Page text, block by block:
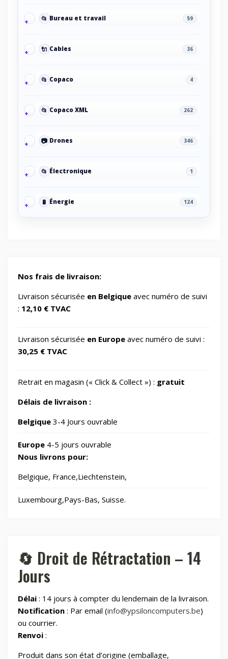
📂 Bureau et travail 59
🔌 Cables 36
📂 Copaco 4
📂 Copaco XML 262
📷 Drones 346
📂 Électronique 1
🔋 Énergie 124
📱
GSM Accessories/Tempered glass and
screen protectors/For smartwatches
1
IT Accessories/Monitor stands
📂 Jardin
Jouets
📂 Laser graveurs et découpeuses
📂
⌚ Montres & Rings 100
📂
Nos frais de livraison:
Livraison sécurisée en Belgique avec numéro de suivi
: 12,10 € TVAC
Livraison sécurisée en Europe avec numéro de suivi :
30,25 € TVAC
Retrait en magasin (« Click & Collect ») : gratuit
Délais de livraison :
Belgique 3-4 Jours ouvrable
Europe 4-5 jours ouvrable
Nous livrons pour:
Belgique, France,Liechtenstein,
Luxembourg,Pays-Bas, Suisse.
🔄 Droit de Rétractation – 14
Jours
Délai : 14 jours à compter du lendemain de la livraison.
Notification : Par email (info@ypsiloncomputers.be)
ou courrier.
Renvoi :
Produit dans son état d’origine (emballage,